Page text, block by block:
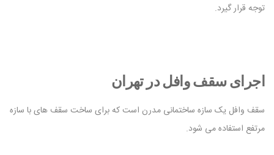
توجه قرار گیرد.
اجرای سقف وافل در تهران
سقف وافل یک سازه ساختمانی مدرن است که برای ساخت سقف های با سازه
مرتفع استفاده می شود.